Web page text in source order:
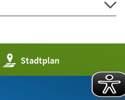
Stadtplan
(Öffnet
in
einem